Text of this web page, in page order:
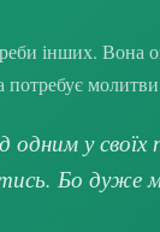
інших. Вона
потребує
у своїх
Бо дуже